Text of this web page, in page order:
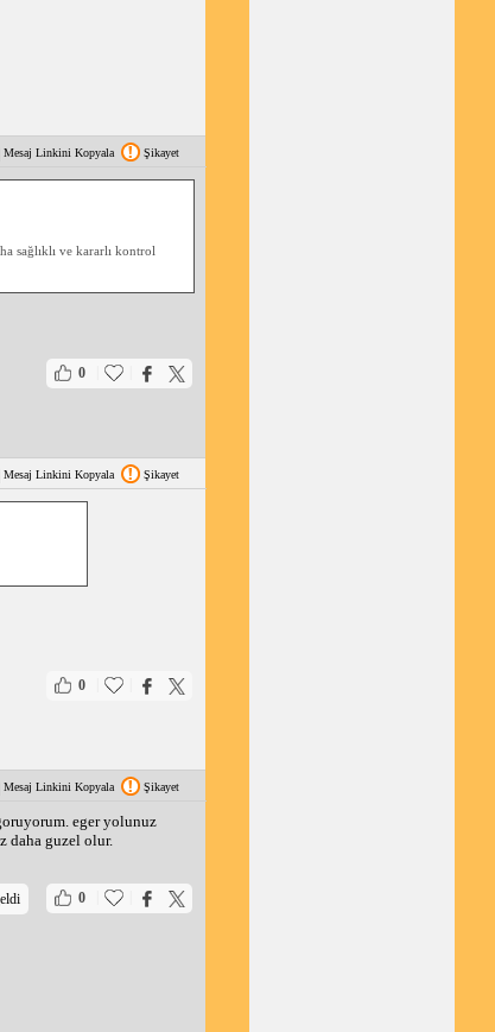
Mesaj Linkini Kopyala Şikayet
sağlıklı ve kararlı kontrol
0
Mesaj Linkini Kopyala Şikayet
0
Mesaj Linkini Kopyala Şikayet
eger yolunuz
daha guzel olur.
0